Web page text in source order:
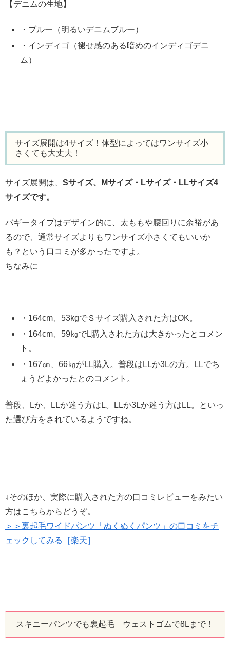
【デニムの生地】
・ブルー（明るいデニムブルー）
・インディゴ（褪せ感のある暗めのインディゴデニ
ム）
サイズ展開は4サイズ！体型によってはワンサイズ小
さくても大丈夫！
サイズ展開は、 Sサイズ、Mサイズ・Lサイズ・LLサイズ4
サイズです。
バギータイプはデザイン的に、太ももや腰回りに余裕があ
るので、通常サイズよりもワンサイズ小さくてもいいか
も？という口コミが多かったですよ。
ちなみに
・164cm、53kgでＳサイズ購入された方はOK。
・164cm、59㎏でL購入された方は大きかったとコメン
ト。
・167㎝、66㎏がLL購入。普段はLLか3Lの方。LLでち
ょうどよかったとのコメント。
普段、Lか、LLか迷う方はL。LLか3Lか迷う方はLL。といっ
た選び方をされているようですね。
↓そのほか、実際に購入された方の口コミレビューをみたい
方はこちらからどうぞ。
＞＞裏起毛ワイドパンツ「ぬくぬくパンツ」の口コミをチ
ェックしてみる［楽天］
スキニーパンツでも裏起毛 ウェストゴムで8Lまで！